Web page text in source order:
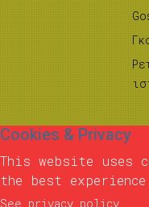
Cookies & Privacy
This website uses
the best
See privacy policy